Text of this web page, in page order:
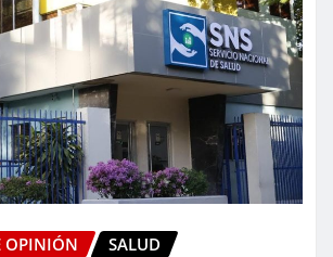
OPINIÓN SALUD